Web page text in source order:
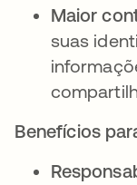
Maior
suas
Benefícios